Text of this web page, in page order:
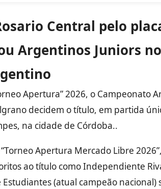
Central pelo
Argentinos Juniors
Apertura” 2026, o Campeonato
decidem o título, em partida
na cidade de Córdoba..
Apertura Mercado Libre
ao título como Independiente
Estudiantes (atual campeão